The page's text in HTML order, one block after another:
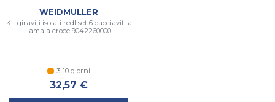
WEIDMULLER
Kit giraviti isolati redl set 6 cacciaviti a
lama a croce 9042260000
3-10 giorni
32,57 €